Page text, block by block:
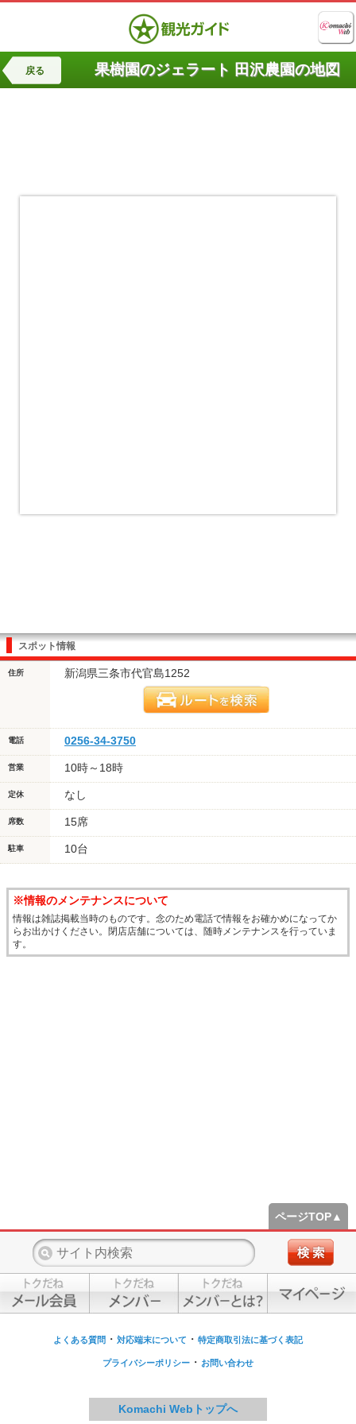
戻る 果樹園のジェラート 田沢農園の地図
スポット情報
住所 新潟県三条市代官島1252
電話 0256-34-3750
営業 10時～18時
定休 なし
席数 15席
駐車 10台
※情報のメンテナンスについて
情報は雑誌掲載当時のものです。念のため電話で情報をお確かめになってか
らお出かけください。閉店店舗については、随時メンテナンスを行っていま
す。
ページTOP▲
よくある質問 ・ 対応端末について ・ 特定商取引法に基づく表記
プライバシーポリシー ・ お問い合わせ
Komachi Webトップへ